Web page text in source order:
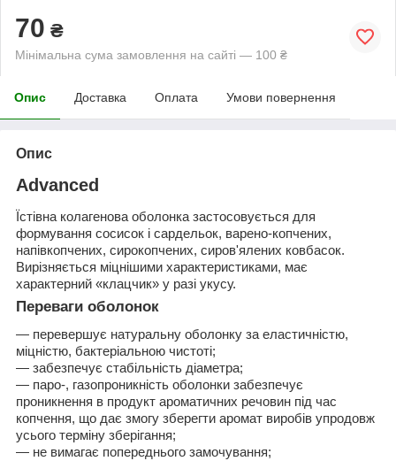
70 ₴
Мінімальна сума замовлення на сайті — 100 ₴
Опис Доставка Оплата Умови повернення
Опис
Advanced
Їстівна колагенова оболонка застосовується для
формування сосисок і сардельок, варено-копчених,
напівкопчених, сирокопчених, сиров'ялених ковбасок.
Вирізняється міцнішими характеристиками, має
характерний «клацчик» у разі укусу.
Переваги оболонок
— перевершує натуральну оболонку за еластичністю,
міцністю, бактеріальною чистоті;
— забезпечує стабільність діаметра;
— паро-, газопроникність оболонки забезпечує
проникнення в продукт ароматичних речовин під час
копчення, що дає змогу зберегти аромат виробів упродовж
усього терміну зберігання;
— не вимагає попереднього замочування;